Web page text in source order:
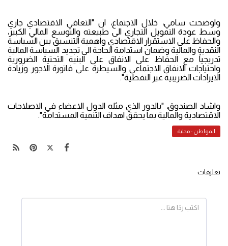
واوضحت سامي، خلال الاجتماع، ان "التعافي الاقتصادي جاري
وسط عودة التمويل التجاري الى طبيعته والتوسع المالي الكبير،
والحفاظ على الاستقرار الاقتصادي واهمية التنسيق بين السياسة
النقدية والمالية وضمان استدامة الحاجة الى تجديد السياسة المالية
تدريجياً مع الحفاظ على الانفاق على البنية التحتية الضرورية
واحتياجات الانفاق الاجتماعي والسيطرة على فاتورة الاجور وزيادة
الايرادات الضريبية غير النفطية".
واشاد الصندوق، "بالدور الذي مثله الدول الاعضاء في الاصلاحات
الاقتصادية والمالية بما يحقق اهداف التنمية المستدامة".
المواطن - محلية
تعليقات